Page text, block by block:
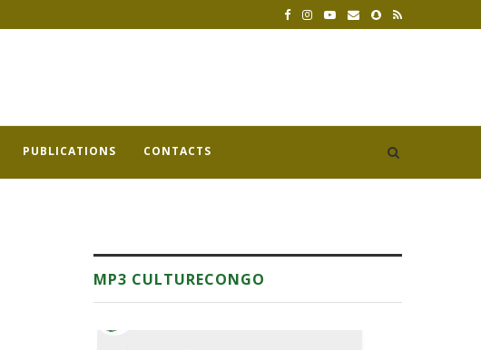
PUBLICATIONS CONTACTS
MP3 CULTURECONGO